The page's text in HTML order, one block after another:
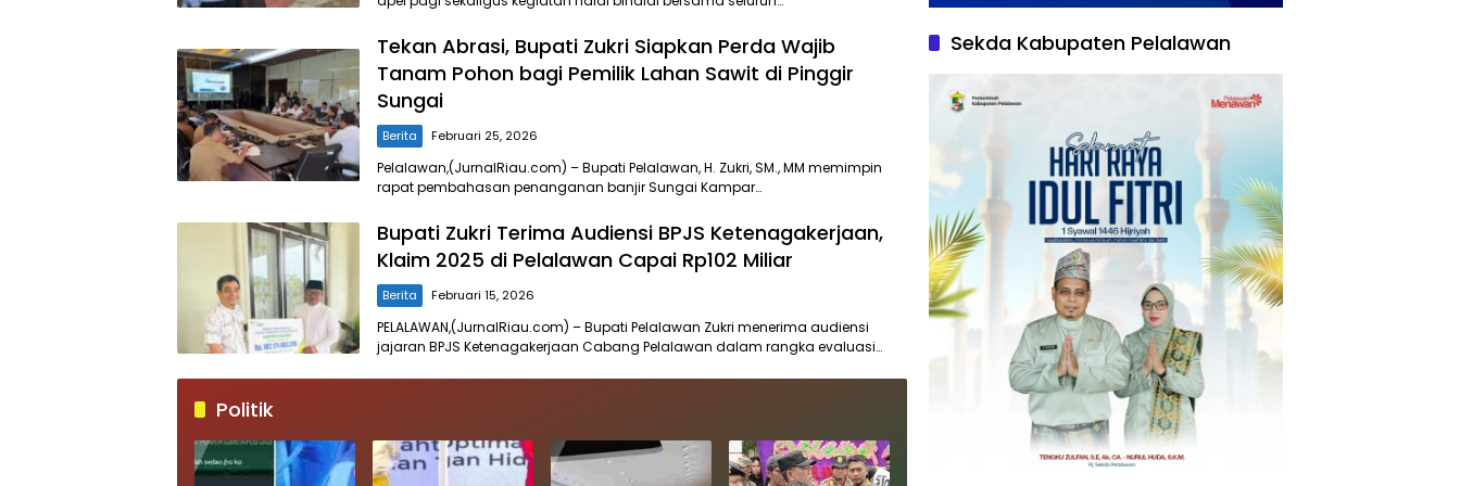
Tekan Abrasi, Bupati Zukri Siapkan Perda Wajib
Tanam Pohon bagi Pemilik Lahan Sawit di Pinggir
Sungai
Berita Februari 25, 2026
Pelalawan,(JurnalRiau.com) – Bupati Pelalawan, H. Zukri, SM., MM memimpin
rapat pembahasan penanganan banjir Sungai Kampar…
Bupati Zukri Terima Audiensi BPJS Ketenagakerjaan,
Klaim 2025 di Pelalawan Capai Rp102 Miliar
Berita Februari 15, 2026
PELALAWAN,(JurnalRiau.com) – Bupati Pelalawan Zukri menerima audiensi
jajaran BPJS Ketenagakerjaan Cabang Pelalawan dalam rangka evaluasi…
Politik
Sekda Kabupaten Pelalawan